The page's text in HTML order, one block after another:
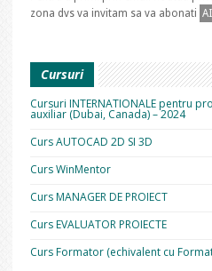
zona dvs va invitam sa va abonati
Cursuri
Cursuri INTERNATIONALE pentru
auxiliar (Dubai, Canada) – 2024
Curs AUTOCAD 2D SI 3D
Curs WinMentor
Curs MANAGER DE PROIECT
Curs EVALUATOR PROIECTE
Curs Formator (echivalent cu